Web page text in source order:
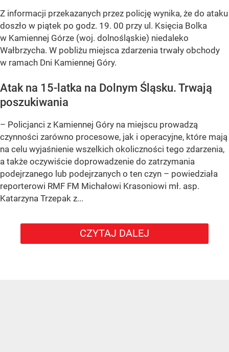
Z informacji przekazanych przez policję wynika, że do ataku
doszło w piątek po godz. 19. 00 przy ul. Księcia Bolka
w Kamiennej Górze (woj. dolnośląskie) niedaleko
Wałbrzycha. W pobliżu miejsca zdarzenia trwały obchody
w ramach Dni Kamiennej Góry.
Atak na 15-latka na Dolnym Śląsku. Trwają
poszukiwania
– Policjanci z Kamiennej Góry na miejscu prowadzą
czynności zarówno procesowe, jak i operacyjne, które mają
na celu wyjaśnienie wszelkich okoliczności tego zdarzenia,
a także oczywiście doprowadzenie do zatrzymania
podejrzanego lub podejrzanych o ten czyn – powiedziała
reporterowi RMF FM Michałowi Krasoniowi mł. asp.
Katarzyna Trzepak z...
CZYTAJ DALEJ